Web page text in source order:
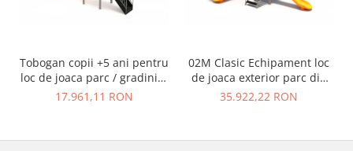
Tobogan copii +5 ani pentru
loc de joaca parc / gradinita
- 01M
17.961,11 RON
02M Clasic Echipament loc
de joaca exterior parc din
metal cu Scara 2 Tobogane
35.922,22 RON